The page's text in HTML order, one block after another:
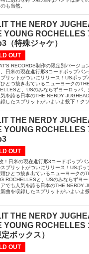
も当然。
THE NERDY
YOUNG ROCHELLES
（特殊ジャケ）
OUT
RECORDS制作の限定別バージョ
日米の現在進行形3コードポップパン
リットがついにリリース！USポップ
とつ抜き出ているニューヨークの
と、USのみならずヨーロッパ、
を誇る日本のTHE NERDY
したスプリットがいよいよ投下！ク
THE NERDY
YOUNG ROCHELLES
OUT
！日米の現在進行形3コードポップパ
プリットがついにリリース！USポッ
ひとつ抜き出ているニューヨークの
ROCHELLESと、USのみならずヨ
でも人気を誇る日本のTHE NERDY
曲を収録したスプリットがいよいよ
THE NERDY
YOUNG ROCHELLES
定ボックス）
OUT